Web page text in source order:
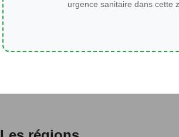
urgence sanitaire dans cette